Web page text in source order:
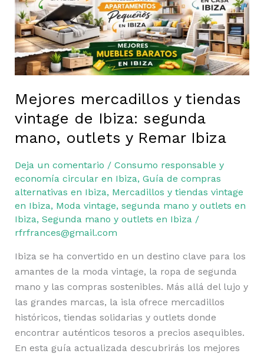
Mejores mercadillos y tiendas
vintage de Ibiza: segunda
mano, outlets y Remar Ibiza
Deja un comentario / Consumo responsable y
economía circular en Ibiza, Guía de compras
alternativas en Ibiza, Mercadillos y tiendas vintage
en Ibiza, Moda vintage, segunda mano y outlets en
Ibiza, Segunda mano y outlets en Ibiza/
rfrfrances@gmail.com
Ibiza se ha convertido en un destino clave para los
amantes de la moda vintage, la ropa de segunda
mano y las compras sostenibles. Más allá del lujo y
las grandes marcas, la isla ofrece mercadillos
históricos, tiendas solidarias y outlets donde
encontrar auténticos tesoros a precios asequibles.
En esta guía actualizada descubrirás los mejores
Ibiza:
segunda
mano,
outlets
y
Remar